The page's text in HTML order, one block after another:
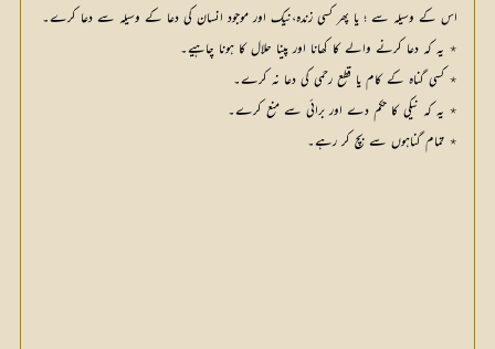
اس کے وسیلہ سے ؛ یا پھر کسی زندہ،نیک اور موجود انسان کی دعا کے وسیلہ سے دعا کرے۔
٭ یہ کہ دعا کرنے والے کا کھانا اور پینا حلال کا ہونا چاہیے۔
٭ کسی گناہ کے کام یا قطع رحمی کی دعا نہ کرے۔
٭ یہ کہ نیکی کا حکم دے اور برائی سے منع کرے۔
٭ تمام گناہوں سے بچ کر رہے۔